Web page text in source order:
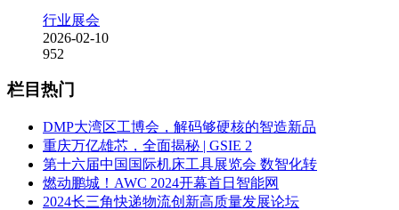
行业展会
2026-02-10
952
栏目热门
DMP大湾区工博会，解码够硬核的智造新品
重庆万亿雄芯，全面揭秘 | GSIE 2
第十六届中国国际机床工具展览会 数智化转
燃动鹏城！AWC 2024开幕首日智能网
2024长三角快递物流创新高质量发展论坛